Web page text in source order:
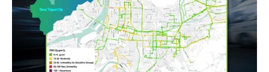
汽車使用的創新措施是由當地市政府主導——尤其是當中
最有效的措施，例如入城費、停車和交通管制，以及交通
限制區。此外，研究也指出，只採取單一方案的效果不明
顯。最成功的城市通常會結合數種政策工具、軟硬兼施，
包括鼓勵永續旅行方法，以及對駕駛和停車設下收費規則